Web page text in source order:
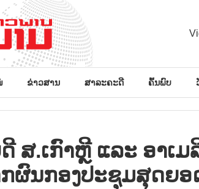
ຂ່າວສານ ສາລະຄະດີ ຄົ້ນພົບ
ສ.ເກົາຫຼີ ແລະ ອາເມ
ຜົນກອງປະຊຸມສຸດຍອ